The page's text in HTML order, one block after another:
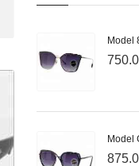
Model
Model